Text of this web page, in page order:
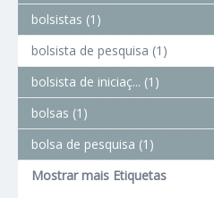
bolsistas (1)
bolsista de pesquisa (1)
bolsista de iniciaç... (1)
bolsas (1)
bolsa de pesquisa (1)
Mostrar mais Etiquetas